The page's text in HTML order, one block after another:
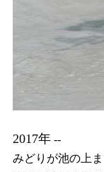
2017年 --
みどりが池の上